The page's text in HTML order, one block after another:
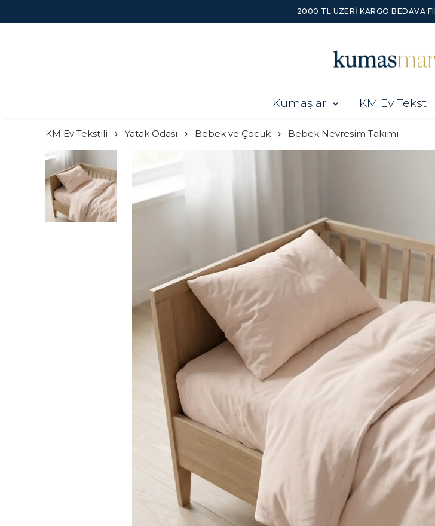
2000 TL ÜZERI KARGO BEDAVA FIRSATINI KAÇIRMA!
Kumaşlar KM Ev Tekstili
KM Ev Tekstili Yatak Odası Bebek ve Çocuk Bebek Nevresim Takımı